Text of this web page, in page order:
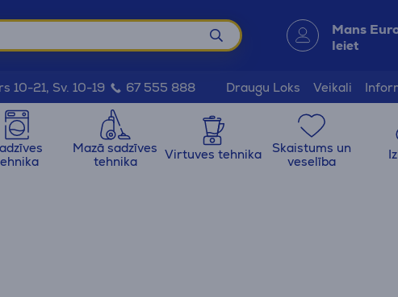
Mans
Ieiet
10-21, Sv. 10-19 67 555 888 Draugu Loks Veikali
Mazā sadzīves
tehnika
Virtuves tehnika
Skaistums un
veselība